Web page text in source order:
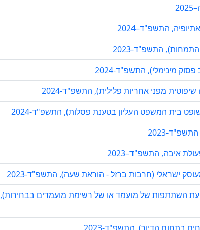
התשפ"ד–2024
התשפ"ד-2023
מינימלי), התשפ"ד-2024
מפני אחריות פלילית), התשפ"ד-2024
בית המשפט העליון בטענת פסלות), התשפ"ד-2024
2023
איבה, התשפ"ד–2023
ישראלי (חרבות ברזל - הוראת שעה), התשפ"ד-2023
השתתפות של מועמד או של רשימת מועמדים בבחירות),